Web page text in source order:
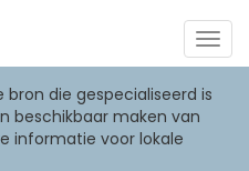
die gespecialiseerd is
beschikbaar maken van
informatie voor lokale